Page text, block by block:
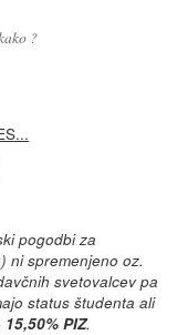
?
pogodbi za
ni spremenjeno oz.
svetovalcev pa
status študenta ali
15,50% PIZ.